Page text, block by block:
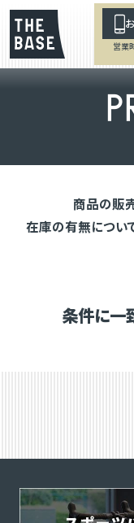
営業
P
商品の販
在庫の有無につい
条件に一